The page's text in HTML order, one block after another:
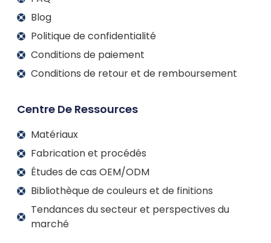
Blog
Politique de confidentialité
Conditions de paiement
Conditions de retour et de remboursement
Centre De Ressources
Matériaux
Fabrication et procédés
Études de cas OEM/ODM
Bibliothèque de couleurs et de finitions
Tendances du secteur et perspectives du
marché